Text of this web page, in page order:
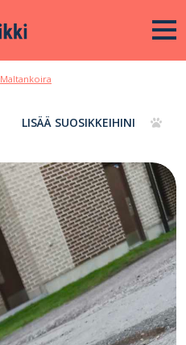
Maltankoira
LISÄÄ SUOSIKKEIHINI